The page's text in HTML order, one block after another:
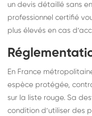
un devis détaillé sans
professionnel certifié
plus élevés en cas
En France
espèce protégée,
sur la liste rouge. Sa
condition d’utiliser des